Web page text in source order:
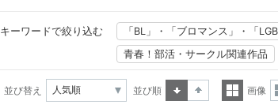
キーワードで絞り込む 「BL」・「ブロマンス」・「
青春！部活・サークル関連作品
並び替え
並び順
画像